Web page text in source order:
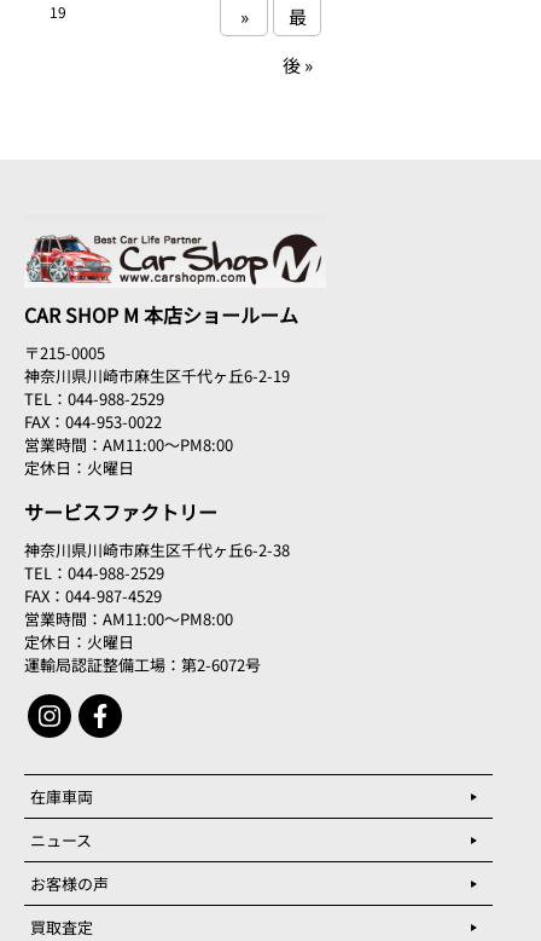
19 »
最
後 »
CAR SHOP M 本店ショールーム
〒215-0005
神奈川県川崎市麻生区千代ヶ丘6-2-19
TEL：044-988-2529
FAX：044-953-0022
営業時間：AM11:00～PM8:00
定休日：火曜日
サービスファクトリー
神奈川県川崎市麻生区千代ヶ丘6-2-38
TEL：044-988-2529
FAX：044-987-4529
営業時間：AM11:00～PM8:00
定休日：火曜日
運輸局認証整備工場：第2-6072号
在庫車両
ニュース
お客様の声
買取査定